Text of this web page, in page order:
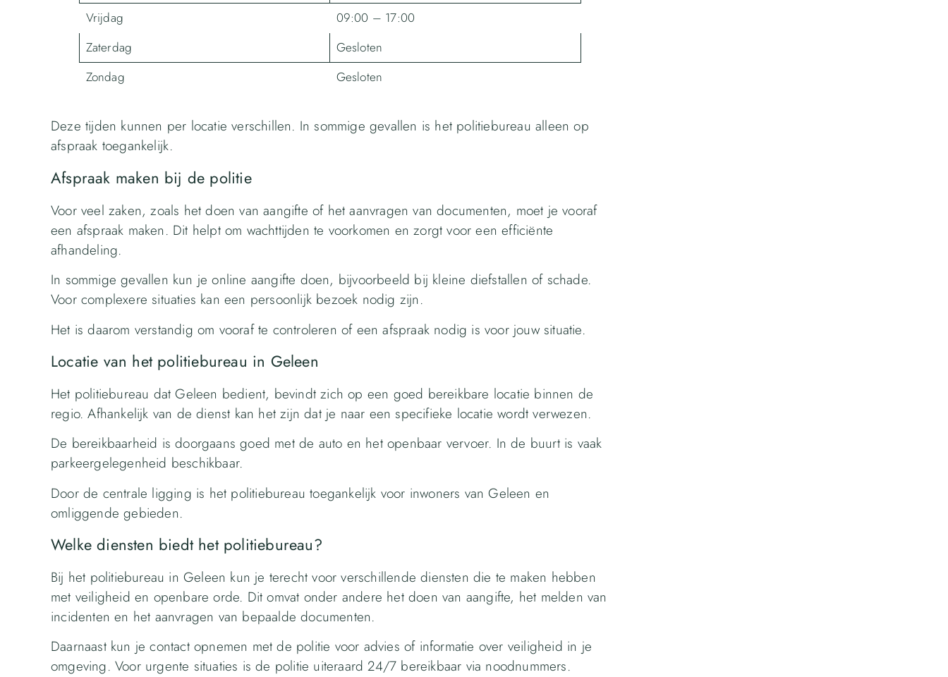
Vrijdag
09:00 – 17:00
Zaterdag
Gesloten
Zondag
Gesloten
Deze tijden kunnen per locatie verschillen. In sommige gevallen is het politiebureau alleen op
afspraak toegankelijk.
Afspraak maken bij de politie
Voor veel zaken, zoals het doen van aangifte of het aanvragen van documenten, moet je vooraf
een afspraak maken. Dit helpt om wachttijden te voorkomen en zorgt voor een efficiënte
afhandeling.
In sommige gevallen kun je online aangifte doen, bijvoorbeeld bij kleine diefstallen of schade.
Voor complexere situaties kan een persoonlijk bezoek nodig zijn.
Het is daarom verstandig om vooraf te controleren of een afspraak nodig is voor jouw situatie.
Locatie van het politiebureau in Geleen
Het politiebureau dat Geleen bedient, bevindt zich op een goed bereikbare locatie binnen de
regio. Afhankelijk van de dienst kan het zijn dat je naar een specifieke locatie wordt verwezen.
De bereikbaarheid is doorgaans goed met de auto en het openbaar vervoer. In de buurt is vaak
parkeergelegenheid beschikbaar.
Door de centrale ligging is het politiebureau toegankelijk voor inwoners van Geleen en
omliggende gebieden.
Welke diensten biedt het politiebureau?
Bij het politiebureau in Geleen kun je terecht voor verschillende diensten die te maken hebben
met veiligheid en openbare orde. Dit omvat onder andere het doen van aangifte, het melden van
incidenten en het aanvragen van bepaalde documenten.
Daarnaast kun je contact opnemen met de politie voor advies of informatie over veiligheid in je
omgeving. Voor urgente situaties is de politie uiteraard 24/7 bereikbaar via noodnummers.